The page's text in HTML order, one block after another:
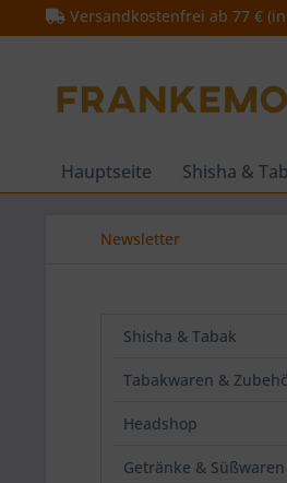
Versandkostenfrei ab 77 €
Hauptseite Shisha &
Newsletter
Shisha & Tabak
Tabakwaren &
Headshop
Getränke & Süßwaren